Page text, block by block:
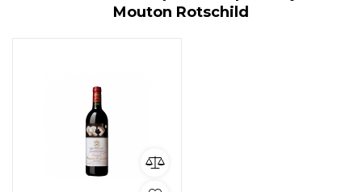
Mouton Rotschild